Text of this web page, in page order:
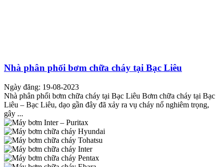
Nhà phân phối bơm chữa cháy tại Bạc Liêu
Ngày đăng: 19-08-2023
Nhà phân phối bơm chữa cháy tại Bạc Liêu Bơm chữa cháy tại Bạc
Liêu – Bạc Liêu, dạo gần đây đã xảy ra vụ cháy nổ nghiêm trọng,
gây ...